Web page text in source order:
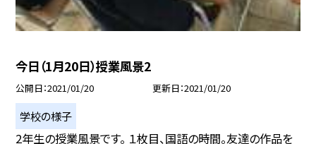
今日（1月20日）授業風景2
公開日 2021/01/20 更新日 2021/01/20
学校の様子
2年生の授業風景です。 １枚目、国語の時間。友達の作品を